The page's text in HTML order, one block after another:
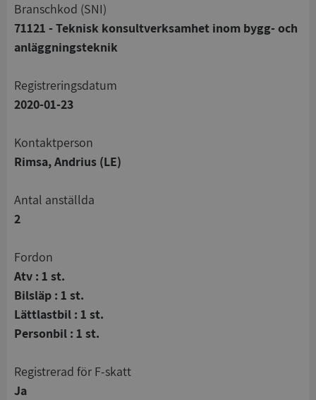
branschkod (SNI)
71121 - Teknisk konsultverksamhet inom bygg- och
anläggningsteknik
registreringsdatum
2020-01-23
Kontaktperson
Rimsa, Andrius (LE)
Antal anställda
2
Fordon
Atv : 1 st.
Bilsläp : 1 st.
Lättlastbil : 1 st.
Personbil : 1 st.
registrerad för F-skatt
Ja